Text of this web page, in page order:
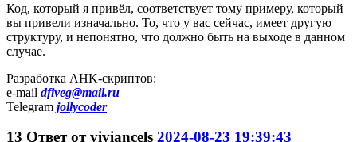
Код, который я привёл, соответствует тому примеру, который
вы привели изначально. То, что у вас сейчас, имеет другую
структуру, и непонятно, что должно быть на выходе в данном
случае.
Разработка AHK-скриптов:
e-mail dfiveg@mail.ru
Telegram jollycoder
13 Ответ отviviancels 2024-08-23 19:39:43